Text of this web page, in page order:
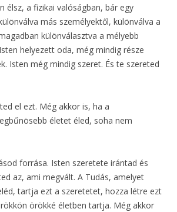
élsz, a fizikai valóságban, bár egy
más személyektől, különválva a
különválasztva a mélyebb
helyezett oda, még mindig része
Isten még mindig szeret. És te szereted
el ezt. Még akkor is, ha a
életet éled, soha nem
forrása. Isten szeretete irántad és
az, ami megvált. A Tudás, amelyet
tartja ezt a szeretetet, hozza létre ezt
örökké életben tartja. Még akkor